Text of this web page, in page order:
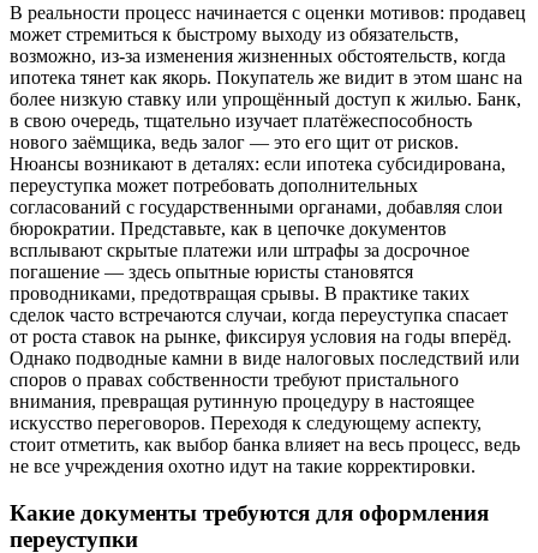
В реальности процесс начинается с оценки мотивов: продавец
может стремиться к быстрому выходу из обязательств,
возможно, из-за изменения жизненных обстоятельств, когда
ипотека тянет как якорь. Покупатель же видит в этом шанс на
более низкую ставку или упрощённый доступ к жилью. Банк,
в свою очередь, тщательно изучает платёжеспособность
нового заёмщика, ведь залог — это его щит от рисков.
Нюансы возникают в деталях: если ипотека субсидирована,
переуступка может потребовать дополнительных
согласований с государственными органами, добавляя слои
бюрократии. Представьте, как в цепочке документов
всплывают скрытые платежи или штрафы за досрочное
погашение — здесь опытные юристы становятся
проводниками, предотвращая срывы. В практике таких
сделок часто встречаются случаи, когда переуступка спасает
от роста ставок на рынке, фиксируя условия на годы вперёд.
Однако подводные камни в виде налоговых последствий или
споров о правах собственности требуют пристального
внимания, превращая рутинную процедуру в настоящее
искусство переговоров. Переходя к следующему аспекту,
стоит отметить, как выбор банка влияет на весь процесс, ведь
не все учреждения охотно идут на такие корректировки.
Какие документы требуются для оформления
переуступки